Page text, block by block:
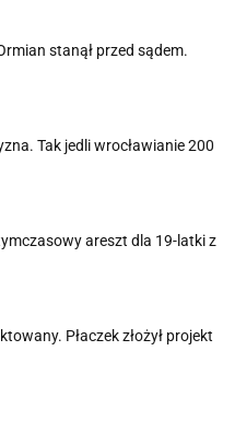
stanął przed sądem.
Tak jedli wrocławianie 200
areszt dla 19-latki z
Płaczek złożył projekt